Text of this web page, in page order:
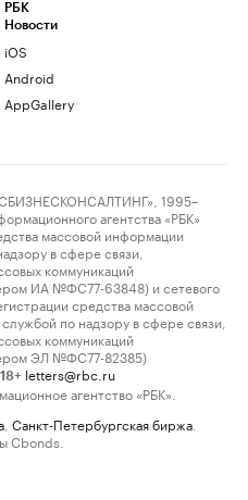
РБК
Новости
iOS
Android
AppGallery
1995–
агентства «РБК»
массовой информации
в сфере связи,
коммуникаций
ИА №ФС77-63848) и сетевого
средства массовой
по надзору в сфере связи,
коммуникаций
ЭЛ №ФС77-82385)
18+ letters@rbc.ru
агентство «РБК».
Санкт-Петербургская биржа
Cbonds.